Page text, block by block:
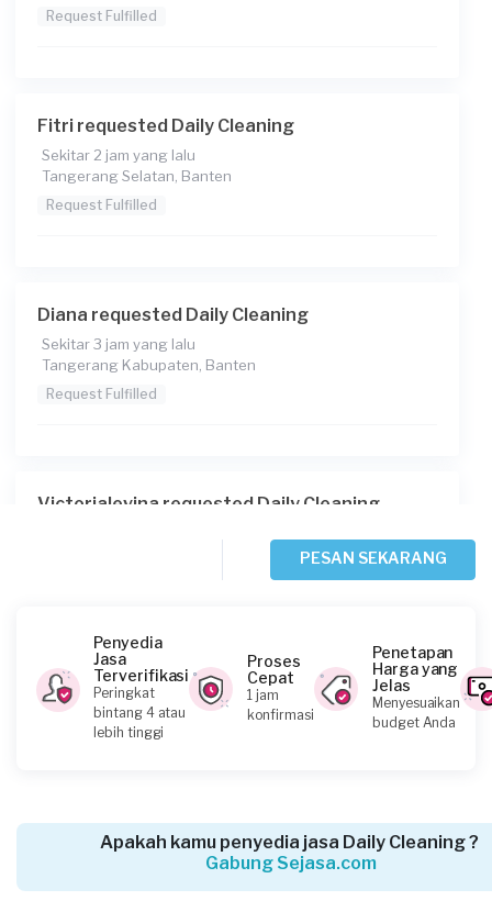
Request Fulfilled
Fitri requested Daily Cleaning
Sekitar 2 jam yang lalu
Tangerang Selatan, Banten
Request Fulfilled
Diana requested Daily Cleaning
Sekitar 3 jam yang lalu
Tangerang Kabupaten, Banten
Request Fulfilled
Victorialevina requested Daily Cleaning
Lucienne requested Daily Cleaning
Sekitar 3 jam yang lalu
Tangerang Selatan, Banten
PESAN SEKARANG
Penyedia
Jasa
Terverifikasi
Peringkat
bintang 4 atau
lebih tinggi
Proses
Cepat
1 jam
konfirmasi
Penetapan
Harga yang
Jelas
Menyesuaikan
budget Anda
Apakah kamu penyedia jasa Daily Cleaning ?
Gabung Sejasa.com